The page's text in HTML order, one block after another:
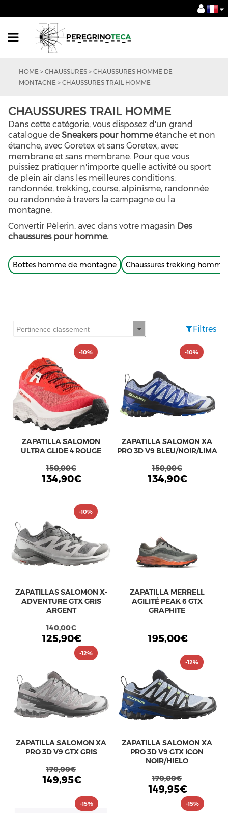
HOME > CHAUSSURES > CHAUSSURES HOMME DE
MONTAGNE > CHAUSSURES TRAIL HOMME
CHAUSSURES TRAIL HOMME
Dans cette catégorie, vous disposez d'un grand
catalogue de Sneakers pour hommeétanche et non
étanche, avec Goretex et sans Goretex, avec
membrane et sans membrane. Pour que vous
puissiez pratiquer n'importe quelle activité ou sport
de plein air dans les meilleures conditions:
randonnée, trekking, course, alpinisme, randonnée
ou randonnée à travers la campagne ou la
montagne.
Convertir Pèlerin. avec dans votre magasin Des
chaussures pour homme.
Bottes homme de montagne Chaussures trekking homme
Filtres
ZAPATILLA SALOMON
ULTRA GLIDE 4 ROUGE
150,00€
-10%
134,90€
ZAPATILLA SALOMON XA
PRO 3D V9 BLEU/NOIR/LIMA
150,00€
-10%
134,90€
ZAPATILLAS SALOMON X-
ADVENTURE GTX GRIS
ARGENT
140,00€
-10%
125,90€
ZAPATILLA MERRELL
AGILITÉ PEAK 6 GTX
GRAPHITE
195,00€
ZAPATILLA SALOMON XA
PRO 3D V9 GTX GRIS
170,00€
-12%
149,95€
ZAPATILLA SALOMON XA
PRO 3D V9 GTX ICON
NOIR/HIELO
170,00€
-12%
149,95€
-15% -15%